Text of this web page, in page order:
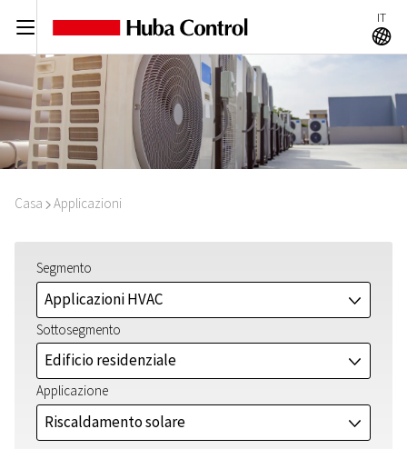
C IT
A
Casa I Applicazioni
Segmento
Applicazioni HVAC J
Sottosegmento
Edificio residenziale J
Applicazione
Riscaldamento solare J